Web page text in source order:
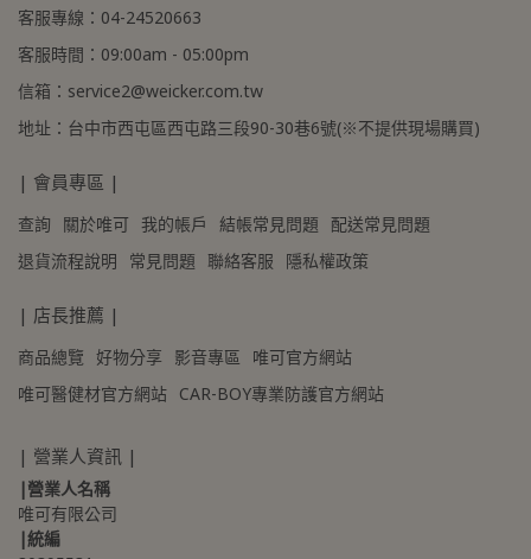
客服專線：04-24520663
客服時間：09:00am - 05:00pm
信箱：service2@weicker.com.tw
地址：台中市西屯區西屯路三段90-30巷6號(※不提供現場購買)
| 會員專區 |
查詢 關於唯可 我的帳戶 結帳常見問題 配送常見問題
退貨流程說明 常見問題 聯絡客服 隱私權政策
| 店長推薦 |
商品總覽 好物分享 影音專區 唯可官方網站
唯可醫健材官方網站 CAR-BOY專業防護官方網站
| 營業人資訊 |
|營業人名稱
唯可有限公司
|統編